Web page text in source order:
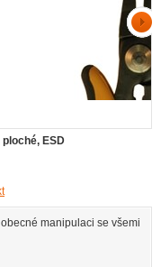
ESD
manipulaci se všemi